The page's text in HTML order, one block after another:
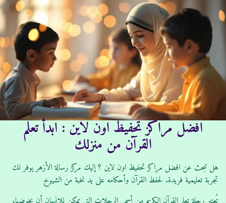
ت
:
ي
خ
ل
ش
ر
:
م
ه
د
ا
ت
:
افضل مراكز تحفيظ اون لاين : ابدأ تعلم
القرآن من منزلك
هل تبحث عن افضل مراكز تحفيظ اون لاين ؟ إليك مركز رسالة الأزهر يوفر لك
تجربة تعليمية فريدة. لحفظ القرآن وأحكامه على يد نخبة من الشيوخ